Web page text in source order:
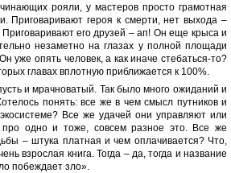
рояли, у мастеров просто грамотная
Приговаривают героя к смерти, нет выхода –
его друзей – ап! Он еще крыса и
незаметно на глазах у полной площади
уже опять человек, а как иначе стебаться-то?
главах вплотную приближается к 100%.
и мрачноватый. Так было много ожиданий и
понять: все же в чем смысл путников и
Все же удачей они управляют или
одно и тоже, совсем разное это. Все же
– штука платная и чем оплачивается? Что,
взрослая книга. Тогда – да, тогда и название
побеждает зло».